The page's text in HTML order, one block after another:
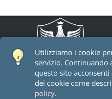
Utilizziamo i cookie
servizio. Continuando
questo sito
dei cookie come
policy.